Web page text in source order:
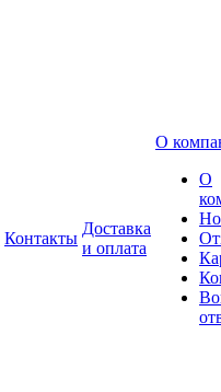
Контакты
Доставка
и оплата
О
О